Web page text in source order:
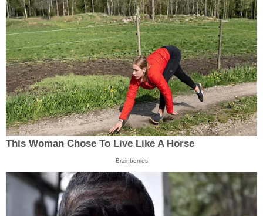
This Woman Chose To Live Like A Horse
Brainberries